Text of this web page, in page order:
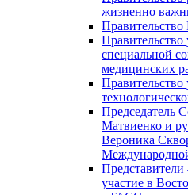
жизненно
Правительство
специальной
медицинских
Председатель
Матвиенко и
Вероника
Представители
участие в